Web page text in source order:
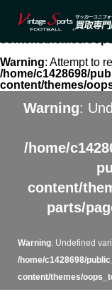
Warning
: Undefined
/home/c1428698/
Warning: Attempt to
/home/c1428698/
content/themes/
Warning:
/home/
content/
parts/
Warning: Undefined
/home/c1428698/
content/themes/